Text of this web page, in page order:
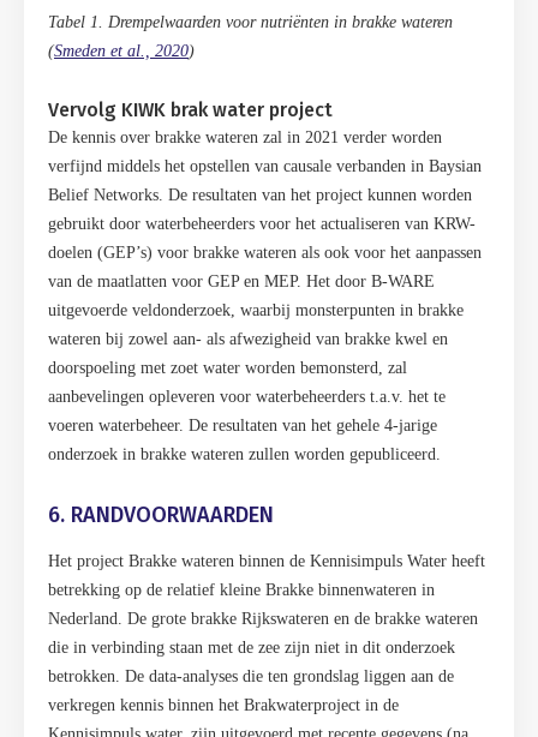
Tabel 1. Drempelwaarden voor nutriënten in brakke wateren
(Smeden et al., 2020)
Vervolg KIWK brak water project
De kennis over brakke wateren zal in 2021 verder worden
verfijnd middels het opstellen van causale verbanden in Baysian
Belief Networks. De resultaten van het project kunnen worden
gebruikt door waterbeheerders voor het actualiseren van KRW-
doelen (GEP’s) voor brakke wateren als ook voor het aanpassen
van de maatlatten voor GEP en MEP. Het door B-WARE
uitgevoerde veldonderzoek, waarbij monsterpunten in brakke
wateren bij zowel aan- als afwezigheid van brakke kwel en
doorspoeling met zoet water worden bemonsterd, zal
aanbevelingen opleveren voor waterbeheerders t.a.v. het te
voeren waterbeheer. De resultaten van het gehele 4-jarige
onderzoek in brakke wateren zullen worden gepubliceerd.
6. RANDVOORWAARDEN
Het project Brakke wateren binnen de Kennisimpuls Water heeft
betrekking op de relatief kleine Brakke binnenwateren in
Nederland. De grote brakke Rijkswateren en de brakke wateren
die in verbinding staan met de zee zijn niet in dit onderzoek
betrokken. De data-analyses die ten grondslag liggen aan de
verkregen kennis binnen het Brakwaterproject in de